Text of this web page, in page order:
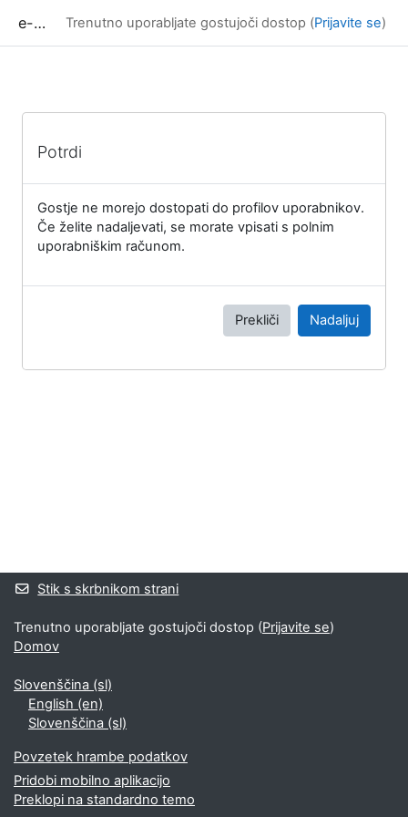
e-učilnica UP FAMNIT Trenutno uporabljate gostujoči dostop (Prijavite se)
Potrdi
Gostje ne morejo dostopati do profilov uporabnikov.
Če želite nadaljevati, se morate vpisati s polnim
uporabniškim računom.
Prekliči Nadaljuj
Stik s skrbnikom strani
Trenutno uporabljate gostujoči dostop (Prijavite se)
Domov
Slovenščina ‎(sl)‎
English ‎(en)‎
Slovenščina ‎(sl)‎
Povzetek hrambe podatkov
Pridobi mobilno aplikacijo
Preklopi na standardno temo